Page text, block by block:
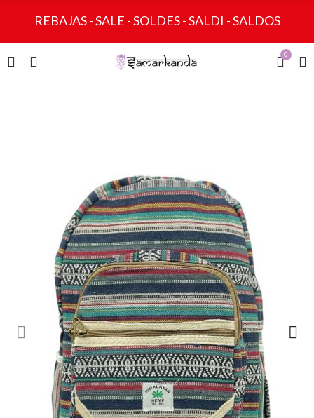
REBAJAS - SALE - SOLDES - SALDI - SALDOS
0